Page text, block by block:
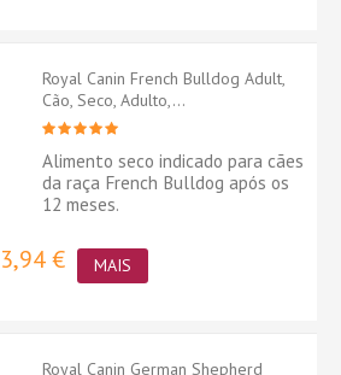
Royal Canin French Bulldog Adult,
Cão, Seco, Adulto,...
Alimento seco indicado para cães
da raça French Bulldog após os
12 meses.
€ MAIS
Royal Canin German Shepherd